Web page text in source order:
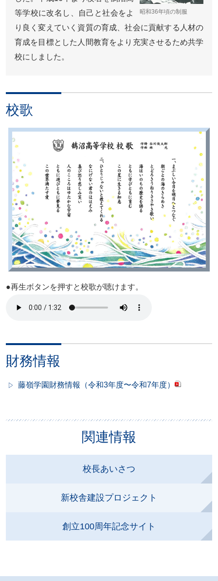
昭和36年頃の制服
等学校に改名し、自己と社会をよ
り良く変えていく資質の育成、社会に貢献する人材の
育成を目標とした人間教育をより充実させるため共学
校にしました。
校歌
●再生ボタンを押すと校歌が聴けます。
財務情報
藤嶺学園財務情報（令和3年度〜令和7年度）
関連情報
校長あいさつ
新校舎建設プロジェクト
創立100周年記念サイト